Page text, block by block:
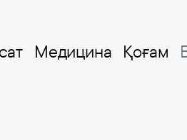
Медицина Қоғам